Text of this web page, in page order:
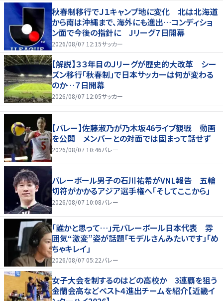
秋春制移行でＪ１キャンプ地に変化 北は北海道
から南は沖縄まで、海外にも進出…コンディショ
ン面で今後の指針に Jリーグ７日開幕
2026/08/07 12:15サッカー
【解説】３３年目のＪリーグが歴史的大改革 シー
ズン移行「秋春制」で日本サッカーは何が変わる
のか…７日開幕
2026/08/07 12:05サッカー
【バレー】佐藤淑乃が乃木坂46ライブ観戦 動画
を公開 メンバーとの対面では固まって話せず
2026/08/07 10:46バレー
バレーボール男子の石川祐希がVNL報告 五輪
切符がかかるアジア選手権へ「そしてここから」
2026/08/07 10:08バレー
「誰かと思って…」元バレーボール日本代表 雰
囲気“激変”姿が話題「モデルさんみたいです」「め
ちゃキレイ」
2026/08/07 05:22バレー
女子大会を制するのはどの高校か 3連覇を狙う
金蘭会高などベスト４進出チームを紹介【近畿イ